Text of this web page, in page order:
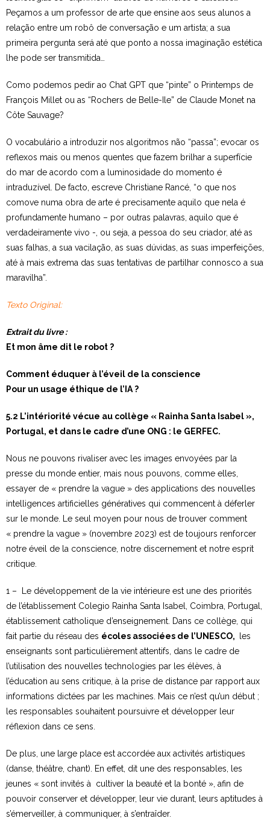
Peçamos a um professor de arte que ensine aos seus alunos a
relação entre um robô de conversação e um artista; a sua
primeira pergunta será até que ponto a nossa imaginação estética
lhe pode ser transmitida…
Como podemos pedir ao Chat GPT que “pinte” o Printemps de
François Millet ou as “Rochers de Belle-Ile” de Claude Monet na
Côte Sauvage?
O vocabulário a introduzir nos algoritmos não “passa”; evocar os
reflexos mais ou menos quentes que fazem brilhar a superfície
do mar de acordo com a luminosidade do momento é
intraduzível. De facto, escreve Christiane Rancé, “o que nos
comove numa obra de arte é precisamente aquilo que nela é
profundamente humano – por outras palavras, aquilo que é
verdadeiramente vivo -, ou seja, a pessoa do seu criador, até as
suas falhas, a sua vacilação, as suas dúvidas, as suas imperfeições,
até à mais extrema das suas tentativas de partilhar connosco a sua
maravilha”.
Texto Original:
Extrait du livre :
Et mon âme dit le robot ?
Comment éduquer à l’éveil de la conscience
Pour un usage éthique de l’IA ?
5.2 L’intériorité vécue au collège « Rainha Santa Isabel »,
Portugal, et dans le cadre d’une ONG : le GERFEC.
Nous ne pouvons rivaliser avec les images envoyées par la
presse du monde entier, mais nous pouvons, comme elles,
essayer de « prendre la vague » des applications des nouvelles
intelligences artificielles génératives qui commencent à déferler
sur le monde. Le seul moyen pour nous de trouver comment
« prendre la vague » (novembre 2023) est de toujours renforcer
notre éveil de la conscience, notre discernement et notre esprit
critique.
1 – Le développement de la vie intérieure est une des priorités
de l’établissement Colegio Rainha Santa Isabel, Coimbra, Portugal,
établissement catholique d’enseignement. Dans ce collège, qui
fait partie du réseau des écoles associées de l’UNESCO,
les
enseignants sont particulièrement attentifs, dans le cadre de
l’utilisation des nouvelles technologies par les élèves, à
l’éducation au sens critique, à la prise de distance par rapport aux
informations dictées par les machines. Mais ce n’est qu’un début ;
les responsables souhaitent poursuivre et développer leur
réflexion dans ce sens.
De plus, une large place est accordée aux activités artistiques
(danse, théâtre, chant). En effet, dit une des responsables, les
jeunes « sont invités à cultiver la beauté et la bonté », afin de
pouvoir conserver et développer, leur vie durant, leurs aptitudes à
s’émerveiller, à communiquer, à s’entraîder.